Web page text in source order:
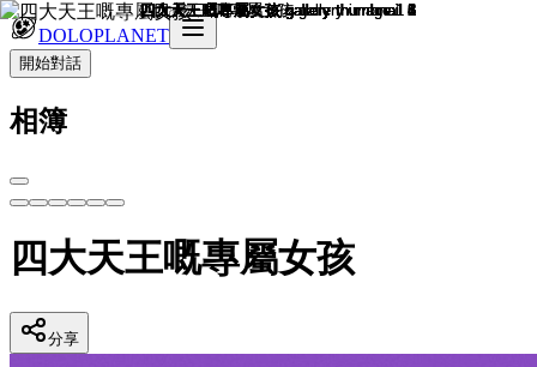
DOLOPLANET
開始對話
相簿
四大天王嘅專屬女孩
分享